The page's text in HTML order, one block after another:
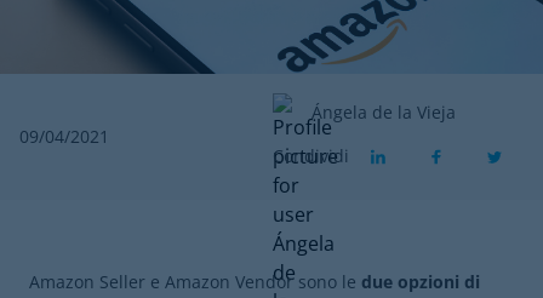
09/04/2021
Ángela de la Vieja
Condividi
Amazon Seller e Amazon Vendor sono le due opzioni di